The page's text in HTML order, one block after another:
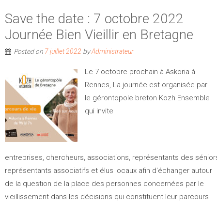
Save the date : 7 octobre 2022
Journée Bien Vieillir en Bretagne
Posted on 7 juillet 2022 byAdministrateur
Le 7 octobre prochain à Askoria à
Rennes, La journée est organisée par
le gérontopole breton Kozh Ensemble
qui invite
entreprises, chercheurs, associations, représentants des
représentants associatifs et élus locaux afin d'échanger autour
de la question de la place des personnes concernées par le
vieillissement dans les décisions qui constituent leur parcours